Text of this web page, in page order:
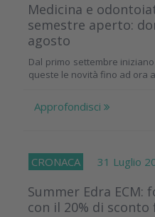
Medicina e
semestre aperto:
agosto
Dal primo settembre
queste le novità fino ad ora
Approfondisci
CRONACA 31 Luglio
Summer Edra ECM:
con il 20% di